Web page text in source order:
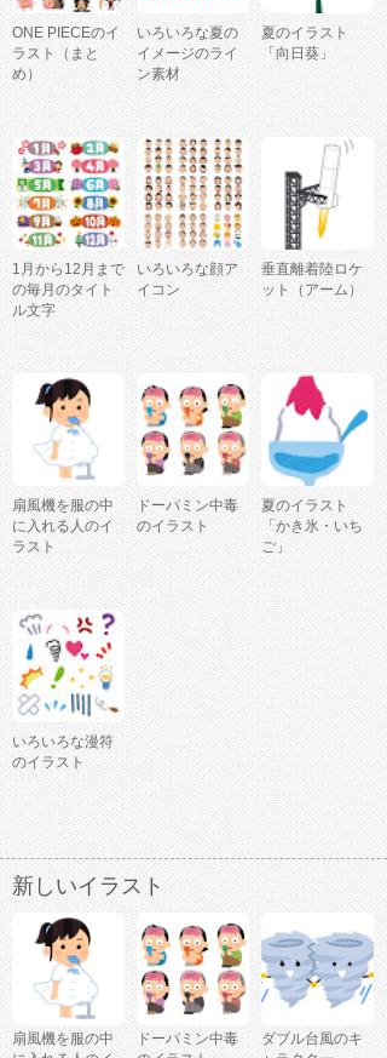
ONE PIECEのイ
ラスト（まと
め）
いろいろな夏の
イメージのライ
ン素材
夏のイラスト
「向日葵」
1月から12月まで
の毎月のタイト
ル文字
いろいろな顔ア
イコン
垂直離着陸ロケ
ット（アーム）
扇風機を服の中
に入れる人のイ
ラスト
ドーパミン中毒
のイラスト
夏のイラスト
「かき氷・いち
ご」
いろいろな漫符
のイラスト
新しいイラスト
扇風機を服の中
ドーパミン中毒
ダブル台風のキ